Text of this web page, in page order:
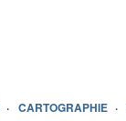
CARTOGRAPHIE